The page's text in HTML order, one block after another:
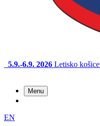
5.9.-6.9. 2026 Letisko košice
Menu
EN